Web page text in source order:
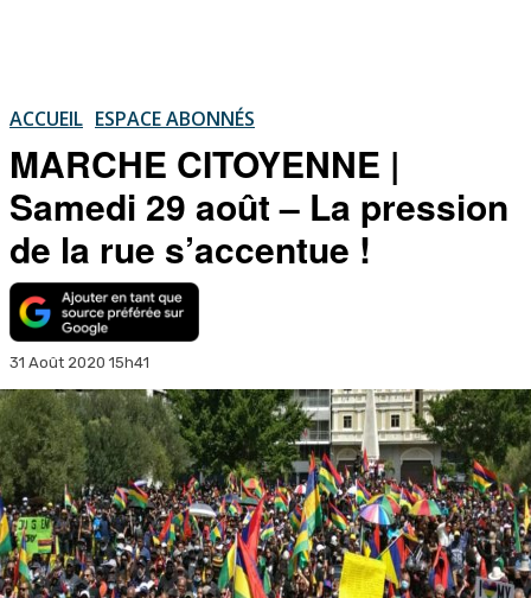
ACCUEIL ESPACE ABONNÉS
MARCHE CITOYENNE |
Samedi 29 août – La pression
de la rue s’accentue !
31 Août 2020 15h41